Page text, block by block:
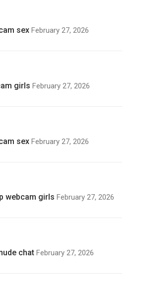
sex February 27, 2026
girls February 27, 2026
sex February 27, 2026
webcam girls February 27, 2026
chat February 27, 2026